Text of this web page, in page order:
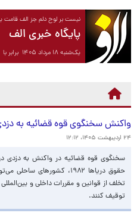
نیست بر لوح دلم جز الف قامت
پایگاه خبری الف
یک‌شنبه ۱۸ مرداد ۱۴۰۵ برابر با ۰۹ آگوست ۲۰۲۶
واکنش سخنگوی قوه قضائیه به
۲۴ اردیبهشت ۱۴۰۵، ۱۲:۱۲
سخنگوی قوه قضائیه در واکنش به دزدی
حقوق دریاها ۱۹۸۲،
تخلف از قوانین و مقررات داخلی و
توقیف کنند.